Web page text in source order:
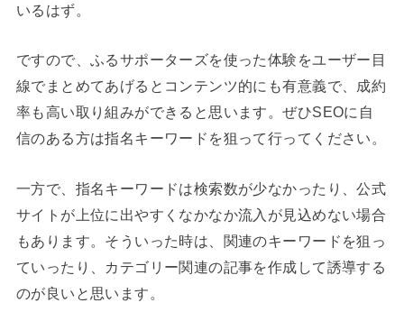
いるはず。
ですので、ふるサポーターズを使った体験をユーザー目
線でまとめてあげるとコンテンツ的にも有意義で、成約
率も高い取り組みができると思います。ぜひSEOに自
信のある方は指名キーワードを狙って行ってください。
一方で、指名キーワードは検索数が少なかったり、公式
サイトが上位に出やすくなかなか流入が見込めない場合
もあります。そういった時は、関連のキーワードを狙っ
ていったり、カテゴリー関連の記事を作成して誘導する
のが良いと思います。